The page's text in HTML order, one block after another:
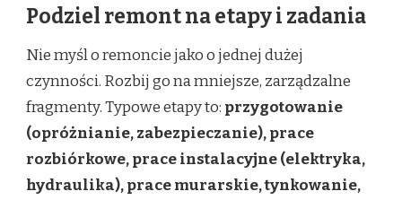
Podziel remont na etapy i zadania
Nie myśl o remoncie jako o jednej dużej
czynności. Rozbij go na mniejsze, zarządzalne
fragmenty. Typowe etapy to: przygotowanie
(opróżnianie, zabezpieczanie), prace
rozbiórkowe, prace instalacyjne (elektryka,
hydraulika), prace murarskie, tynkowanie,